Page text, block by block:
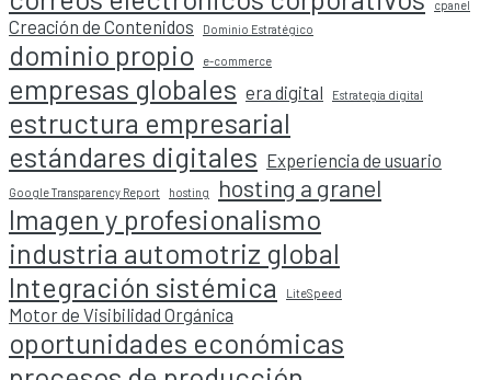
cpanel
Creación de Contenidos Dominio Estratégico
dominio propio e-commerce
empresas globales era digital Estrategia digital
estructura empresarial
estándares digitales Experiencia de usuario
Google Transparency Report hosting hosting a granel
Imagen y profesionalismo
industria automotriz global
Integración sistémica
LiteSpeed
Motor de Visibilidad Orgánica
oportunidades económicas